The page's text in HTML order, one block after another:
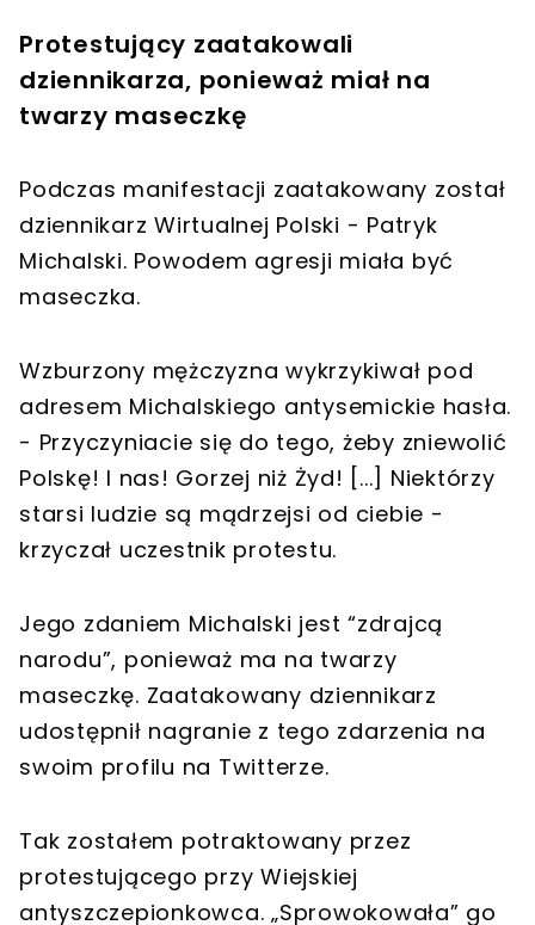
Protestujący zaatakowali
dziennikarza, ponieważ miał na
twarzy maseczkę
Podczas manifestacji zaatakowany został
dziennikarz Wirtualnej Polski - Patryk
Michalski. Powodem agresji miała być
maseczka.
Wzburzony mężczyzna wykrzykiwał pod
adresem Michalskiego antysemickie hasła.
- Przyczyniacie się do tego, żeby zniewolić
Polskę! I nas! Gorzej niż Żyd! [...] Niektórzy
starsi ludzie są mądrzejsi od ciebie -
krzyczał uczestnik protestu.
Jego zdaniem Michalski jest “zdrajcą
narodu”, ponieważ ma na twarzy
maseczkę. Zaatakowany dziennikarz
udostępnił nagranie z tego zdarzenia na
swoim profilu na Twitterze.
Tak zostałem potraktowany przez
protestującego przy Wiejskiej
antyszczepionkowca. „Sprowokowała” go